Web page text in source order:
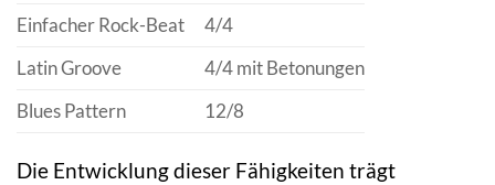
Einfacher Rock-Beat
4/4
Latin Groove
4/4 mit Betonungen
Blues Pattern
12/8
Die Entwicklung dieser Fähigkeiten trägt